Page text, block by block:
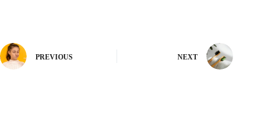
PREVIOUS NEXT